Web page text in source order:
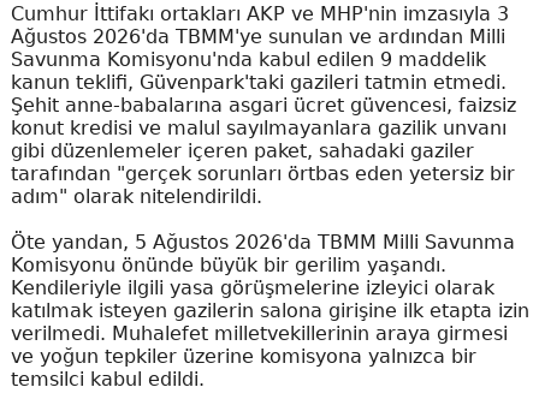
Cumhur İttifakı ortakları AKP ve MHP'nin imzasıyla 3
Ağustos 2026'da TBMM'ye sunulan ve ardından Milli
Savunma Komisyonu'nda kabul edilen 9 maddelik
kanun teklifi, Güvenpark'taki gazileri tatmin etmedi.
Şehit anne-babalarına asgari ücret güvencesi, faizsiz
konut kredisi ve malul sayılmayanlara gazilik unvanı
gibi düzenlemeler içeren paket, sahadaki gaziler
tarafından "gerçek sorunları örtbas eden yetersiz bir
adım" olarak nitelendirildi.
Öte yandan, 5 Ağustos 2026'da TBMM Milli Savunma
Komisyonu önünde büyük bir gerilim yaşandı.
Kendileriyle ilgili yasa görüşmelerine izleyici olarak
katılmak isteyen gazilerin salona girişine ilk etapta izin
verilmedi. Muhalefet milletvekillerinin araya girmesi
ve yoğun tepkiler üzerine komisyona yalnızca bir
temsilci kabul edildi.